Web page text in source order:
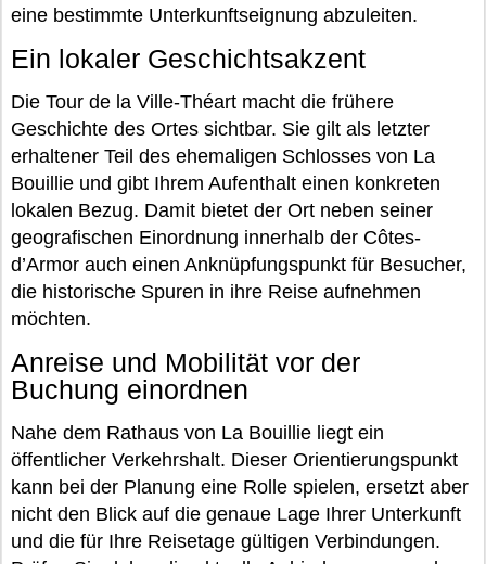
eine bestimmte Unterkunftseignung abzuleiten.
Ein lokaler Geschichtsakzent
Die Tour de la Ville-Théart macht die frühere
Geschichte des Ortes sichtbar. Sie gilt als letzter
erhaltener Teil des ehemaligen Schlosses von La
Bouillie und gibt Ihrem Aufenthalt einen konkreten
lokalen Bezug. Damit bietet der Ort neben seiner
geografischen Einordnung innerhalb der Côtes-
d’Armor auch einen Anknüpfungspunkt für Besucher,
die historische Spuren in ihre Reise aufnehmen
möchten.
Anreise und Mobilität vor der
Buchung einordnen
Nahe dem Rathaus von La Bouillie liegt ein
öffentlicher Verkehrshalt. Dieser Orientierungspunkt
kann bei der Planung eine Rolle spielen, ersetzt aber
nicht den Blick auf die genaue Lage Ihrer Unterkunft
und die für Ihre Reisetage gültigen Verbindungen.